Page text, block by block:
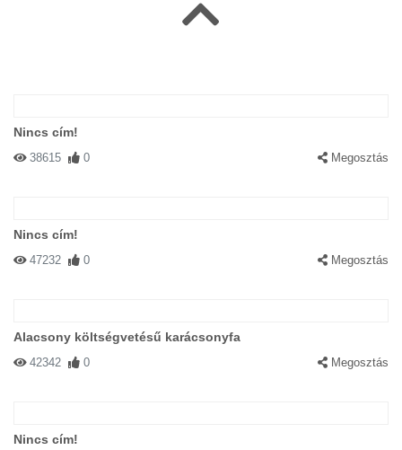
Nincs cím!
38615 0 Megosztás
Nincs cím!
47232 0 Megosztás
Alacsony költségvetésű karácsonyfa
42342 0 Megosztás
Nincs cím!